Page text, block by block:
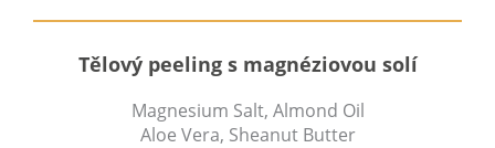
Tělový peeling s magnéziovou solí
Magnesium Salt, Almond Oil
Aloe Vera, Sheanut Butter